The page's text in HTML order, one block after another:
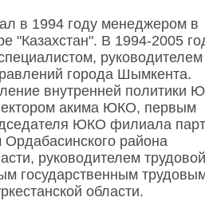
в 1994 году менеджером в
"Казахстан". В 1994-2005
руководителем
города Шымкента.
внутренней политики
акима ЮКО, первым
ЮКО филиала
района
руководителем трудовой
государственным
области.